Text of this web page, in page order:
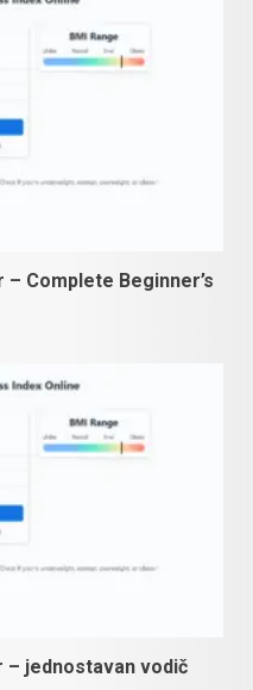
Complete Beginner’s
jednostavan vodič